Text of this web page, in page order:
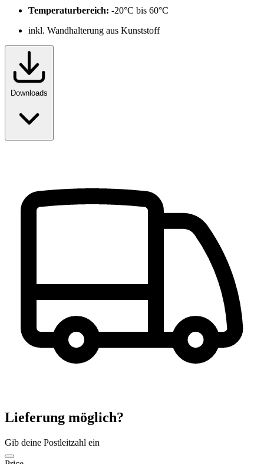
Temperaturbereich: -20°C bis 60°C
inkl. Wandhalterung aus Kunststoff
Downloads
Lieferung möglich?
Gib deine Postleitzahl ein